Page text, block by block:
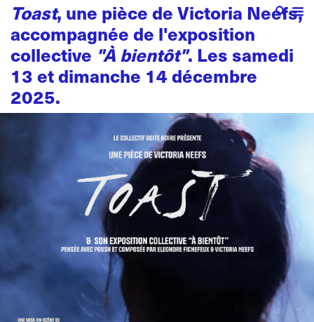
Toast, une pièce de Victoria Neefs,
accompagnée de l'exposition
collective "À bientôt". Les samedi
13 et dimanche 14 décembre
2025.